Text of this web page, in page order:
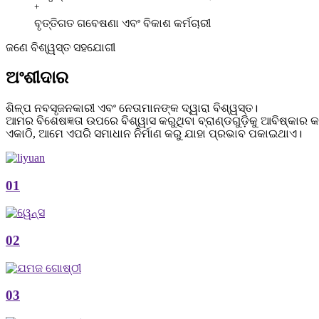
+
ବୃତ୍ତିଗତ ଗବେଷଣା ଏବଂ ବିକାଶ କର୍ମଚାରୀ
ଜଣେ ବିଶ୍ୱସ୍ତ ସହଯୋଗୀ
ଅଂଶୀଦାର
ଶିଳ୍ପ ନବସୃଜନକାରୀ ଏବଂ ନେତାମାନଙ୍କ ଦ୍ୱାରା ବିଶ୍ୱସ୍ତ।
ଆମର ବିଶେଷଜ୍ଞତା ଉପରେ ବିଶ୍ୱାସ କରୁଥିବା ବ୍ରାଣ୍ଡଗୁଡ଼ିକୁ ଆବିଷ୍କାର
ଏକାଠି, ଆମେ ଏପରି ସମାଧାନ ନିର୍ମାଣ କରୁ ଯାହା ପ୍ରଭାବ ପକାଇଥାଏ।
01
02
03